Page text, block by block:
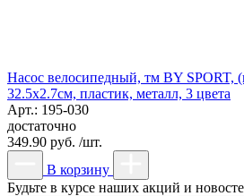
Насос велосипедный, тм BY SPORT,
32.5х2.7см, пластик, металл, 3 цвета
Арт.: 195-030
достаточно
349.90 руб. /шт.
В корзину
Будьте в курсе наших акций и